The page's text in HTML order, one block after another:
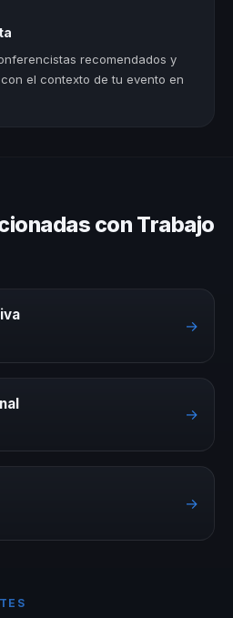
recomendados y
el contexto de tu evento en
con Trabajo
→
→
→